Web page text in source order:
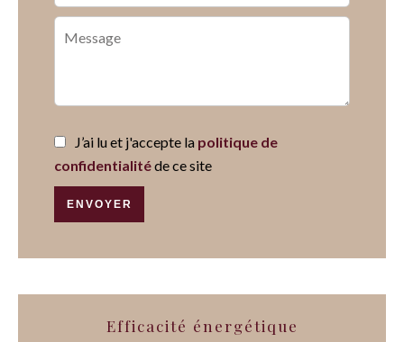
J’ai lu et j'accepte la politique de
confidentialitéde ce site
ENVOYER
Efficacité énergétique